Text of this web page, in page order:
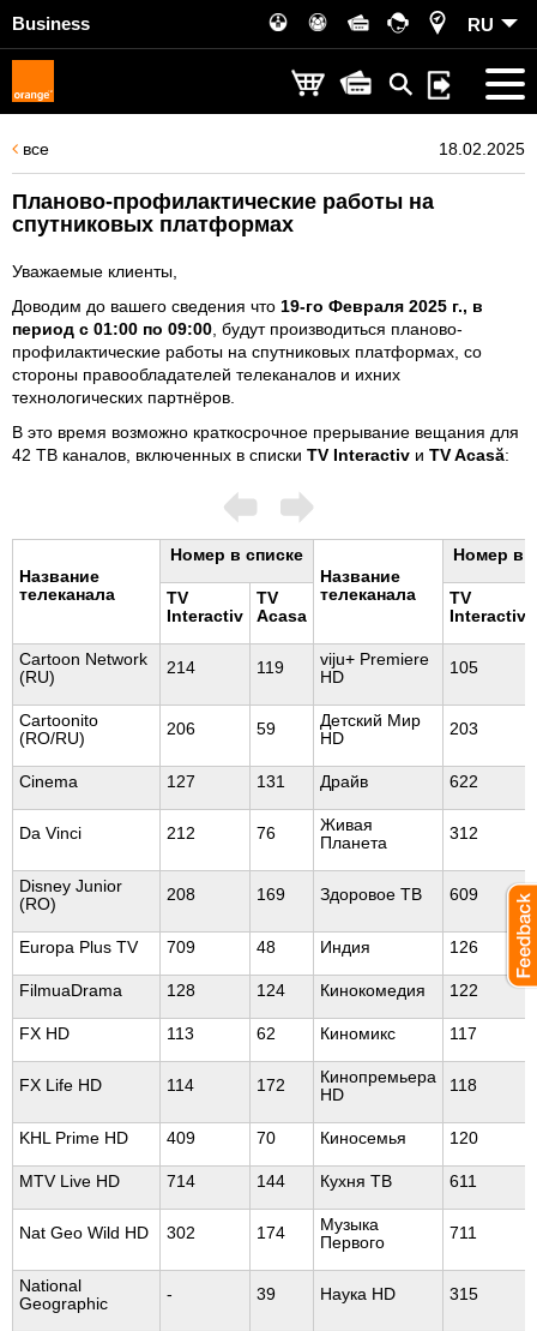
Business RU
все 18.02.2025
Планово-профилактические работы на
спутниковых платформах
Уважаемые клиенты,
Доводим до вашего сведения что 19-го Февраля 2025 г., в
период с 01:00 по 09:00 , будут производиться планово-
профилактические работы на спутниковых платформах, со
стороны правообладателей телеканалов и ихних
технологических партнёров.
В это время возможно краткосрочное прерывание вещания для
42 ТВ каналов, включенных в списки TV Interactiv и TV Acasă:
Название
телеканала
Номер в списке
Название
телеканала
Номер в
TV
Interactiv
TV
Acasa
TV
Interactiv
Cartoon Network
(RU)
214 119
viju+ Premiere
HD
105
Cartoonito
(RO/RU)
206 59
Детский Мир
HD
203
Cinema 127 131 Драйв 622
Da Vinci 212 76
Живая
Планета
312
Disney Junior
(RO)
208 169 Здоровое ТВ 609
Europa Plus TV 709 48 Индия 126
FilmuaDrama 128 124 Кинокомедия 122
FX HD 113 62 Киномикс 117
FX Life HD 114 172
Кинопремьера
HD
118
KHL Prime HD 409 70 Киносемья 120
MTV Live HD 714 144 Кухня ТВ 611
Nat Geo Wild HD 302 174
Музыка
Первого
711
National
Geographic
- 39 Наука HD 315